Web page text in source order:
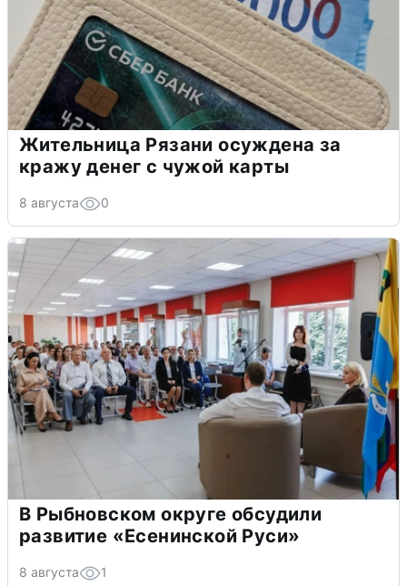
Жительница Рязани осуждена за
кражу денег с чужой карты
8 августа 0
В Рыбновском округе обсудили
развитие «Есенинской Руси»
8 августа 1